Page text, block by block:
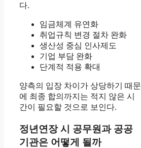
다.
임금체계 유연화
취업규칙 변경 절차 완화
생산성 중심 인사제도
기업 부담 완화
단계적 적용 확대
양측의 입장 차이가 상당하기 때문
에 최종 합의까지는 적지 않은 시
간이 필요할 것으로 보인다.
정년연장 시 공무원과 공공
기관은 어떻게 될까